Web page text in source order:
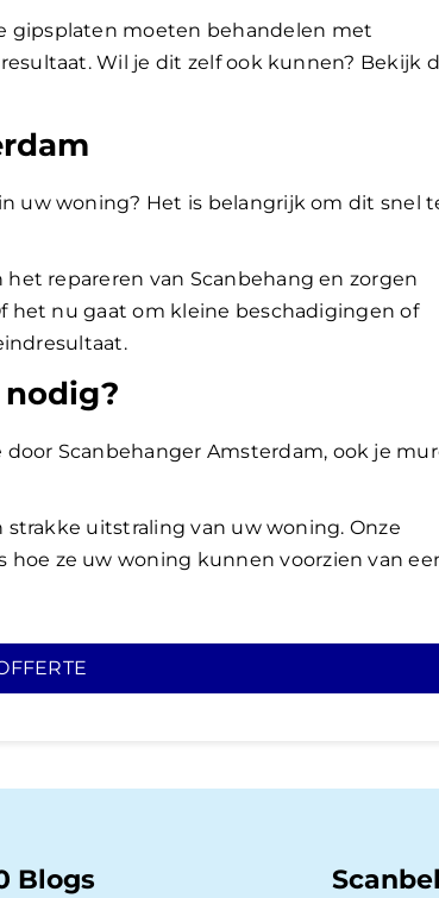
gipsplaten moeten behandelen met
Wil je dit zelf ook kunnen? Bekijk
uw woning? Het is belangrijk om dit snel
repareren van Scanbehang en zorgen
het nu gaat om kleine beschadigingen of
Scanbehanger Amsterdam, ook je
uitstraling van uw woning. Onze
ze uw woning kunnen voorzien van
Blogs